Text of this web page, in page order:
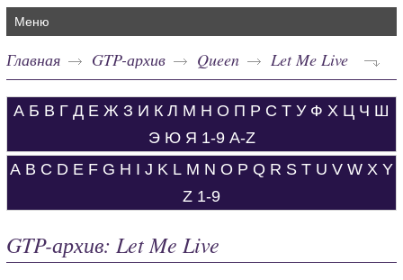
Меню
Главная GTP-архив Queen Let Me Live
А Б В Г Д Е Ж З И К Л М Н О П Р С Т У Ф Х Ц Ч Ш
Э Ю Я 1-9 A-Z
A B C D E F G H I J K L M N O P Q R S T U V W X Y
Z 1-9
GTP-архив: Let Me Live